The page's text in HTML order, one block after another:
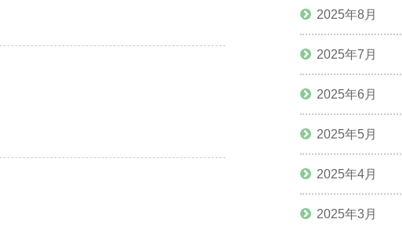
2025年8月
2025年7月
2025年6月
2025年5月
2025年4月
2025年3月